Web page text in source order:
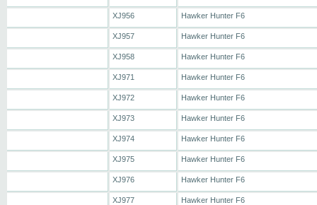
XJ956 Hawker Hunter F6
XJ957 Hawker Hunter F6
XJ958 Hawker Hunter F6
XJ971 Hawker Hunter F6
XJ972 Hawker Hunter F6
XJ973 Hawker Hunter F6
XJ974 Hawker Hunter F6
XJ975 Hawker Hunter F6
XJ976 Hawker Hunter F6
XJ977 Hawker Hunter F6